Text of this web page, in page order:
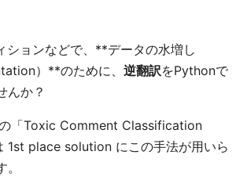
ションなどで、**データの水増し
）**のために、 逆翻訳をPythonで
んか？
「Toxic Comment Classification
1st place solution にこの手法が用いら